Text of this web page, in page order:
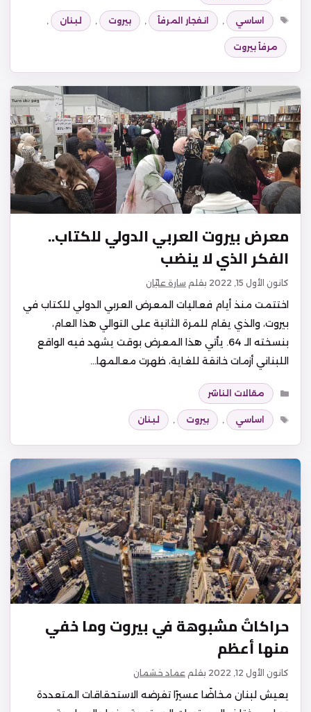
الوسوم
اساسي انفجار المرفأ بيروت لبنان
مرفأ بيروت
معرض بيروت العربي الدولي للكتاب..
الفكر الذي لا ينضب
كانون الأول 15, 2022 بقلم سارة عليّان
اختتمت منذ أيام فعاليات المعرض العربي الدولي للكتاب في
بيروت، والذي يقام للمرة الثانية على التوالي هذا العام،
بنسخته الـ 64. يأتي هذا المعرض بوقت يشهد فيه الواقع
اللبناني أزمات خانقة للغاية، ظهرت معالمها…
التصنيفات
مقالات الناشر
الوسوم
اساسي , بيروت , لبنان
حراكاتٌ مشبوهة في بيروت وما خفي
منها أعظم
كانون الأول 12, 2022 بقلم عماد خشمان
يعيش لبنان مخاضًا عسيرًا تفرضه الاستحقاقات المتعددة